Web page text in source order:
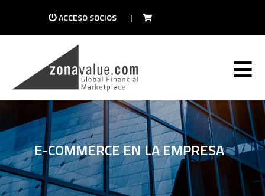
ACCESO SOCIOS |
E-COMMERCE EN LA EMPRESA